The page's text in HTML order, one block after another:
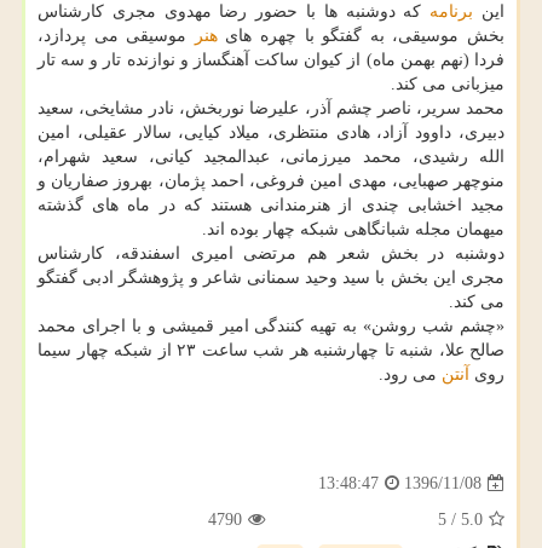
این برنامه كه دوشنبه ها با حضور رضا مهدوی مجری كارشناس
بخش موسیقی، به گفتگو با چهره هایهنر
موسیقی می پردازد،
فردا (نهم بهمن ماه) از كیوان ساكت آهنگساز و نوازنده تار و سه تار
میزبانی می كند.
محمد سریر، ناصر چشم آذر، علیرضا نوربخش، نادر مشایخی، سعید
دبیری، داوود آزاد، هادی منتظری، میلاد كیایی، سالار عقیلی، امین
الله رشیدی، محمد میرزمانی، عبدالمجید كیانی، سعید شهرام،
منوچهر صهبایی، مهدی امین فروغی، احمد پژمان، بهروز صفاریان و
مجید اخشابی چندی از هنرمندانی هستند كه در ماه های گذشته
میهمان مجله شبانگاهی شبكه چهار بوده اند.
دوشنبه در بخش شعر هم مرتضی امیری اسفندقه، كارشناس
مجری این بخش با سید وحید سمنانی شاعر و پژوهشگر ادبی گفتگو
می كند.
«چشم شب روشن» به تهیه كنندگی امیر قمیشی و با اجرای محمد
صالح علا، شنبه تا چهارشنبه هر شب ساعت ۲۳ از شبكه چهار سیما
روی آنتن می رود.
1396/11/08
13:48:47
5.0
/
5
4790